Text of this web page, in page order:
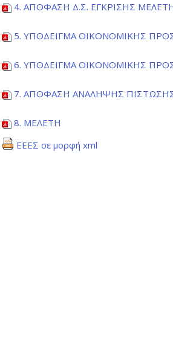
4. ΑΠΟΦΑΣΗ Δ.Σ. ΕΓΚΡΙΣΗΣ
5. ΥΠΟΔΕΙΓΜΑ ΟΙΚΟΝΟΜΙΚΗΣ
6. ΥΠΟΔΕΙΓΜΑ ΟΙΚΟΝΟΜΙΚΗΣ
7. ΑΠΟΦΑΣΗ ΑΝΑΛΗΨΗΣ
8. ΜΕΛΕΤΗ
ΕΕΕΣ σε μορφή xml